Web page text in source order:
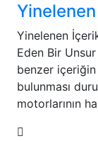
Yinelenen
Eden Bir
benzer
bulunması
motorlarının